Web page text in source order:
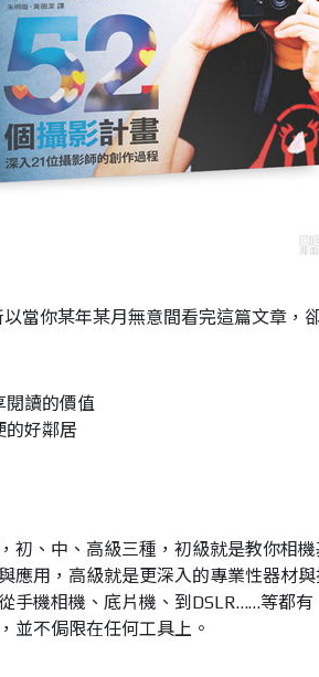
當你某年某月無意間看完這篇文章，
閱讀的價值
的好鄰居
初、中、高級三種，初級就是教你相
應用，高級就是更深入的專業性器材
手機相機、底片機、到DSLR……等都
並不侷限在任何工具上。